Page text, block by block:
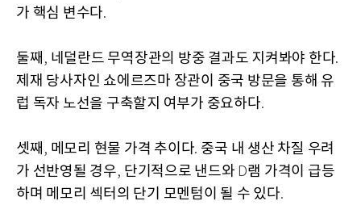
가 핵심 변수다.
둘째 , 네덜란드 무역장관의 방중 결과도 지켜봐야 한다.
제재 당사자인 쇼에르즈마 장관이 중국 방문을 통해 유
럽 독자 노선을 구축할지 여부가 중요하다.
셋째 , 메모리 현물 가격 추이다. 중국 내 생산 차질 우려
가 선반영될 경우, 단기적으로 낸드와 D램 가격이 급등
하며 메모리 섹터의 단기 모멘텀이 될 수 있다.